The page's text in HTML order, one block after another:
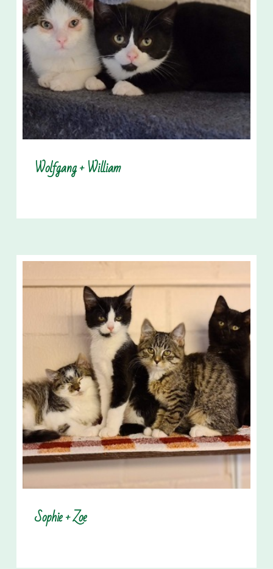
Wolfgang + William
Sophie + Zoe